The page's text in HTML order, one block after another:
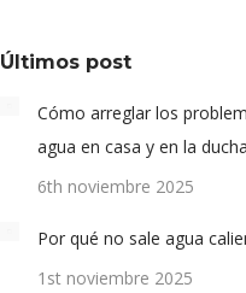
Últimos post
Cómo arreglar los
agua en casa y en la ducha
6th noviembre 2025
Por qué no sale agua
1st noviembre 2025